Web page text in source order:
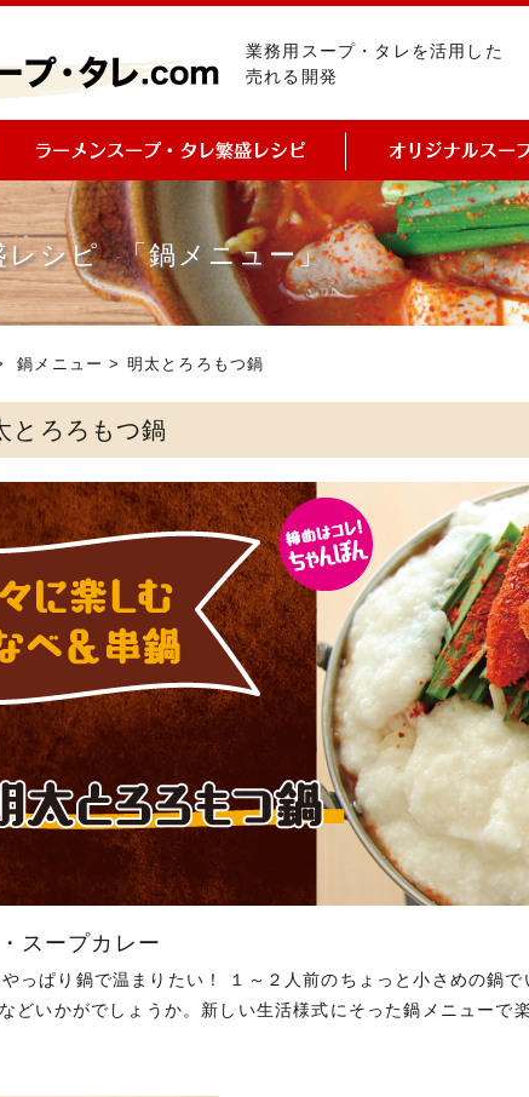
業務用スープ・タレを活用した
売れる開発
レシピ 「鍋メニュー」
鍋メニュー > 明太とろろもつ鍋
とろろもつ鍋
スープカレー
っぱり鍋で温まりたい！ １～２人前のちょっと小さめの鍋
などいかがでしょうか。新しい生活様式にそった鍋メニューで